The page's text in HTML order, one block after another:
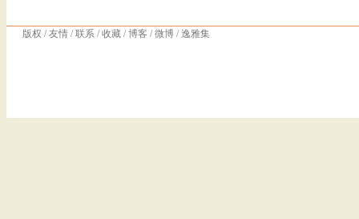
版权 /友情 /联系 /收藏 /博客 /微博 /逸雅集